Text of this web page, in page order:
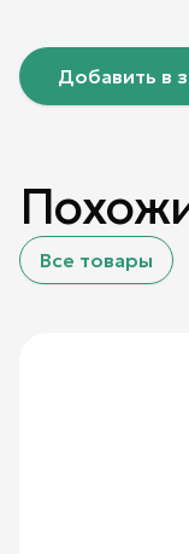
Добавить в
Все товары